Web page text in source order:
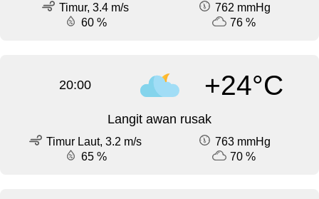
Timur, 3.4 m/s
762 mmHg
60 %
76 %
20:00 +24°C
Langit awan rusak
Timur Laut, 3.2 m/s
763 mmHg
65 %
70 %